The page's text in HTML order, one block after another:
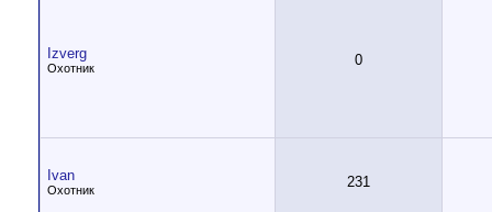
Izverg
Охотник 0
Ivan
Охотник 231